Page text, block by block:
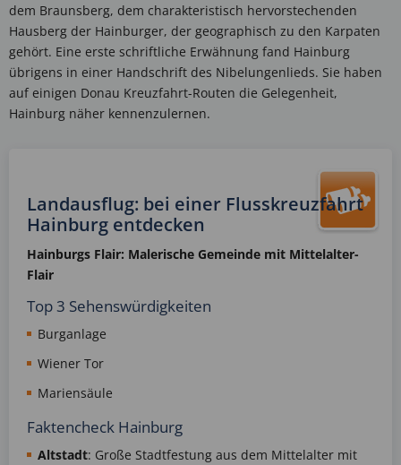
dem Braunsberg, dem charakteristisch hervorstechenden
Hausberg der Hainburger, der geographisch zu den Karpaten
gehört. Eine erste schriftliche Erwähnung fand Hainburg
übrigens in einer Handschrift des Nibelungenlieds. Sie haben
auf einigen Donau Kreuzfahrt-Routen die Gelegenheit,
Hainburg näher kennenzulernen.
Landausflug: bei einer Flusskreuzfahrt
Hainburg entdecken
Hainburgs Flair: Malerische Gemeinde mit Mittelalter-
Flair
Top 3 Sehenswürdigkeiten
Burganlage
Wiener Tor
Mariensäule
Faktencheck Hainburg
Altstadt: Große Stadtfestung aus dem Mittelalter mit